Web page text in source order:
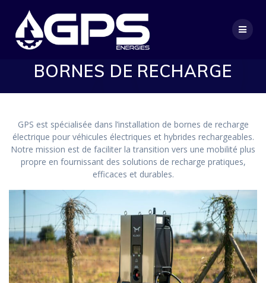
au
contenu
BORNES DE RECHARGE
GPS est spécialisée dans l’installation de bornes de recharge
électrique pour véhicules électriques et hybrides rechargeables.
Notre mission est de faciliter la transition vers une mobilité plus
propre en fournissant des solutions de recharge pratiques,
efficaces et durables.